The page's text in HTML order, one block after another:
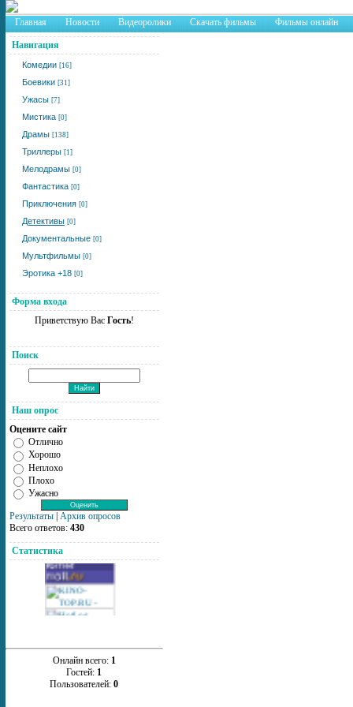
Главная Новости Видеоролики Скачать фильмы Фильмы онлайн
Навигация
Комедии [16]
Боевики [31]
Ужасы [7]
Мистика [0]
Драмы [138]
Триллеры [1]
Мелодрамы [0]
Фантастика [0]
Приключения [0]
Детективы [0]
Документальные [0]
Мультфильмы [0]
Эротика +18 [0]
Форма входа
Приветствую Вас Гость!
Поиск
Наш опрос
Оцените сайт
Отлично
Хорошо
Неплохо
Плохо
Ужасно
Результаты Архив опросов
Всего ответов: 430
Статистика
Онлайн всего: 1
Гостей: 1
Пользователей:0